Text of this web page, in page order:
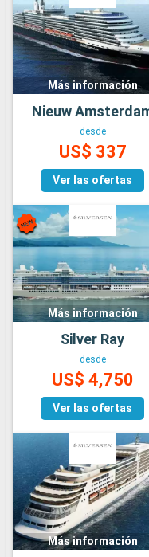
Más información
Nieuw
desde
US$ 337
Ver las ofertas
Más información
Silver Ray
desde
US$ 4,750
Ver las ofertas
Más información